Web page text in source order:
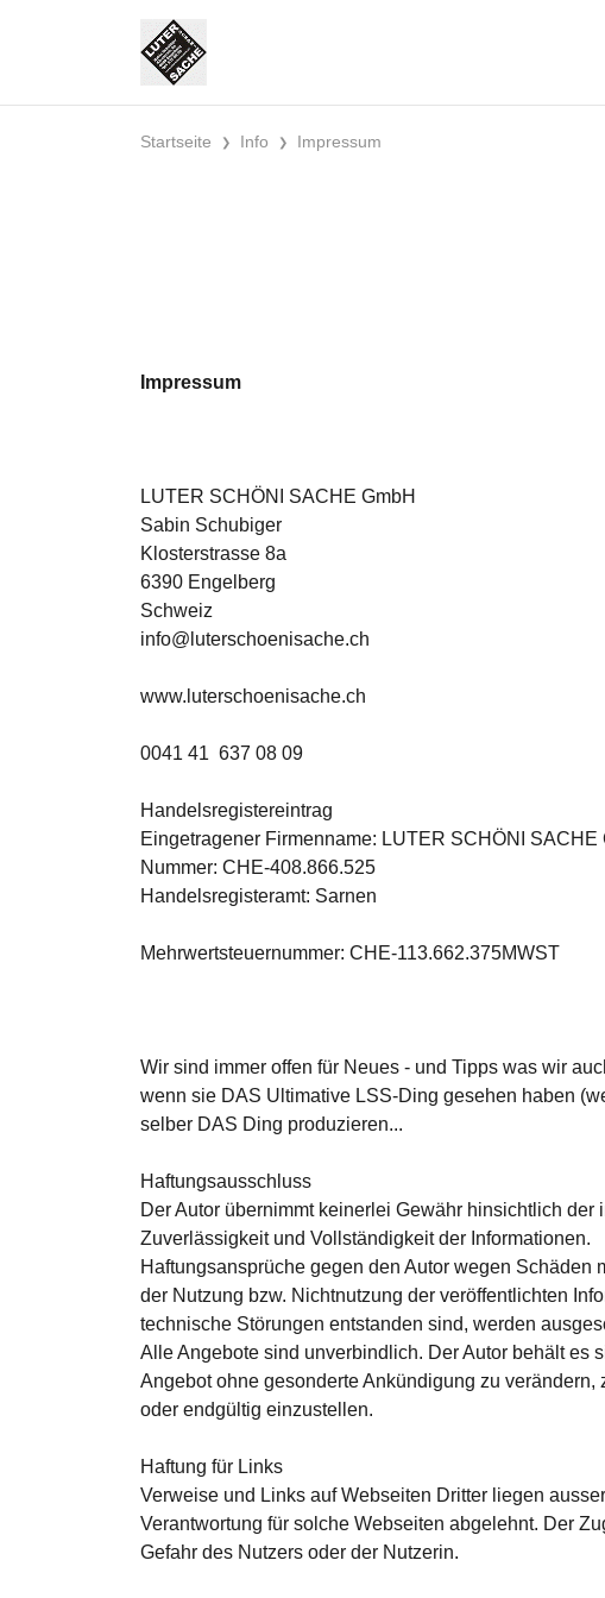
Startseite Info Impressum
Impressum
LUTER SCHÖNI SACHE GmbH
Sabin Schubiger
Klosterstrasse 8a
6390 Engelberg
Schweiz
info@luterschoenisache.ch
www.luterschoenisache.ch
0041 41 637 08 09
Handelsregistereintrag
Eingetragener Firmenname: LUTER SCHÖNI SACHE
Nummer: CHE-408.866.525
Handelsregisteramt: Sarnen
Mehrwertsteuernummer: CHE-113.662.375MWST
Wir sind immer offen für Neues - und Tipps was wir
wenn sie DAS Ultimative LSS-Ding gesehen haben
selber DAS Ding produzieren...
Haftungsausschluss
Der Autor übernimmt keinerlei Gewähr hinsichtlich
Zuverlässigkeit und Vollständigkeit der Informationen.
Haftungsansprüche gegen den Autor wegen
der Nutzung bzw. Nichtnutzung der veröffentlichten
technische Störungen entstanden sind, werden
Alle Angebote sind unverbindlich. Der Autor behält es
Angebot ohne gesonderte Ankündigung zu
oder endgültig einzustellen.
Haftung für Links
Verweise und Links auf Webseiten Dritter liegen
Verantwortung für solche Webseiten abgelehnt. Der
Gefahr des Nutzers oder der Nutzerin.